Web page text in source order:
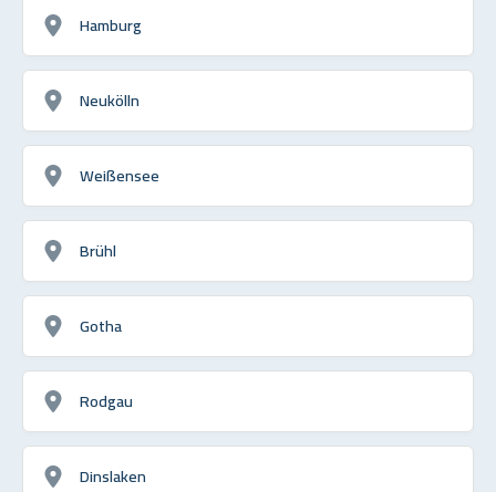
Hamburg
Neukölln
Weißensee
Brühl
Gotha
Rodgau
Dinslaken